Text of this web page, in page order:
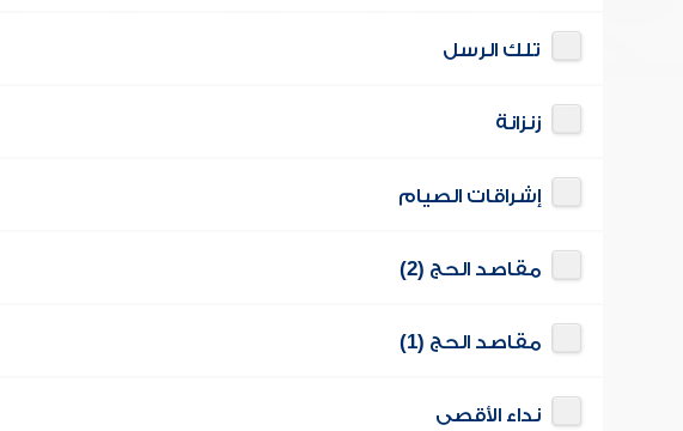
تلك الرسل
زنزانة
إشراقات الصيام
مقاصد الحج (2)
مقاصد الحج (1)
نداء الأقصى